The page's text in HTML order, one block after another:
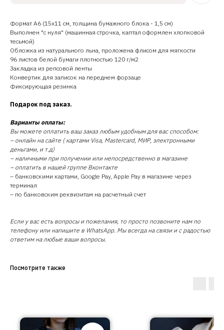
Формат А6 (15х11 см, толщина бумажного блока - 1,5 см)
Выполнен "с нуля" (машинная строчка, каптал оформлен хлопковой
тесьмой)
Обложка из натурального льна, проложена флисом для мягкости
96 листов белой бумаги плотностью 120 г/м2
Закладка из репсовой ленты
Конвертик для записок на переднем форзаце
Фиксирующая резинка
Подарок под заказ.
Варианты оплаты:
Вы можете оплатить ваш заказ любым удобным для вас способом:
– онлайн на сайте ( картами Visa, Mastercard, МИР, электронными
деньгами, и т.д)
– наличными при получении или непосредственно в магазине
– оплатить в нашей группе Вконтакте
– банковскими картами, Google Pay, Apple Pay в магазине через
терминал
– по банковским реквизитам на расчетный счет
Если у вас есть вопросы и пожелания, то просто позвоните нам по
телефону или напишите в WhatsApp. Мы всегда на связи и с радостью
ответим на любые ваши вопросы.
Посмотрите также